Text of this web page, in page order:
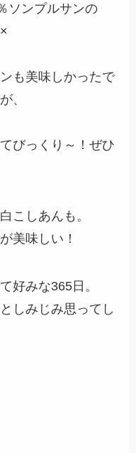
ソンプルサンの
も美味しかったで
、
びっくり～！ぜひ
こしあんも。
美味しい！
好みな365日。
しみじみ思ってし